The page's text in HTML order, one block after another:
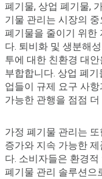
폐기물, 상업 폐기물,
기물 관리는 시장의
폐기물을 줄이기 위한
다. 퇴비화 및 생분해
투에 대한 친환경 대
부합합니다. 상업 폐
업들이 규제 요구 사
가능한 관행을 점점
가정 폐기물 관리는
증가와 지속 가능한
다. 소비자들은 환경
폐기물 관리 솔루션으